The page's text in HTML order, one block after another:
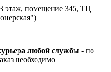
этаж, помещение 345, ТЦ
любой службы - по
необходимо